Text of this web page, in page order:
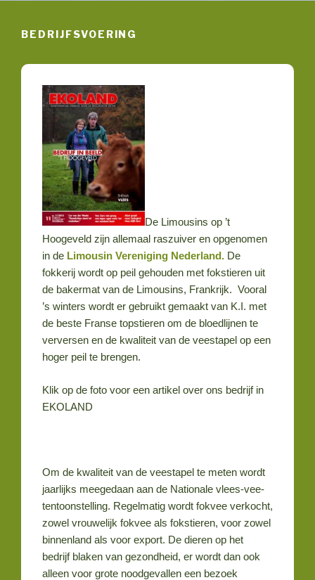
inhoud
BEDRIJFSVOERING
De Limousins op ’t
Hoogeveld zijn allemaal raszuiver en opgenomen
in de Limousin Vereniging Nederland. De
fokkerij wordt op peil gehouden met fokstieren uit
de bakermat van de Limousins, Frankrijk. Vooral
’s winters wordt er gebruikt gemaakt van K.I. met
de beste Franse topstieren om de bloedlijnen te
verversen en de kwaliteit van de veestapel op een
hoger peil te brengen.
Klik op de foto voor een artikel over ons bedrijf in
EKOLAND
Om de kwaliteit van de veestapel te meten wordt
jaarlijks meegedaan aan de Nationale vlees-vee-
tentoonstelling. Regelmatig wordt fokvee verkocht,
zowel vrouwelijk fokvee als fokstieren, voor zowel
binnenland als voor export. De dieren op het
bedrijf blaken van gezondheid, er wordt dan ook
alleen voor grote noodgevallen een bezoek